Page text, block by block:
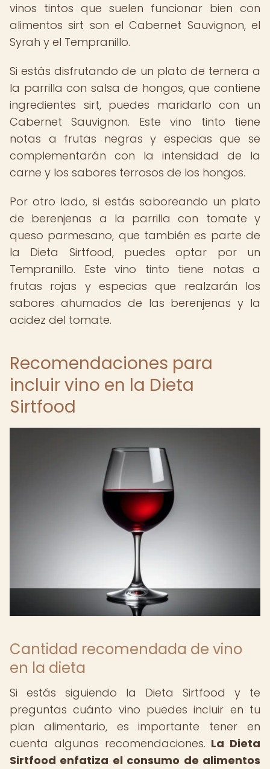
vinos tintos que suelen funcionar bien con
alimentos sirt son el Cabernet Sauvignon, el
Syrah y el Tempranillo.
Si estás disfrutando de un plato de ternera a
la parrilla con salsa de hongos, que contiene
ingredientes sirt, puedes maridarlo con un
Cabernet Sauvignon. Este vino tinto tiene
notas a frutas negras y especias que se
complementarán con la intensidad de la
carne y los sabores terrosos de los hongos.
Por otro lado, si estás saboreando un plato
de berenjenas a la parrilla con tomate y
queso parmesano, que también es parte de
la Dieta Sirtfood, puedes optar por un
Tempranillo. Este vino tinto tiene notas a
frutas rojas y especias que realzarán los
sabores ahumados de las berenjenas y la
acidez del tomate.
Recomendaciones para
incluir vino en la Dieta
Sirtfood
Cantidad recomendada de vino
en la dieta
Si estás siguiendo la Dieta Sirtfood y te
preguntas cuánto vino puedes incluir en tu
plan alimentario, es importante tener en
cuenta algunas recomendaciones. La Dieta
Sirtfood enfatiza el consumo de alimentos